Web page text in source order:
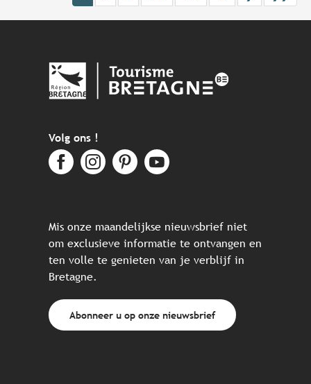
Volg ons !
Mis onze maandelijkse nieuwsbrief niet
om exclusieve informatie te ontvangen en
ten volle te genieten van je verblijf in
Bretagne.
Abonneer u op onze nieuwsbrief